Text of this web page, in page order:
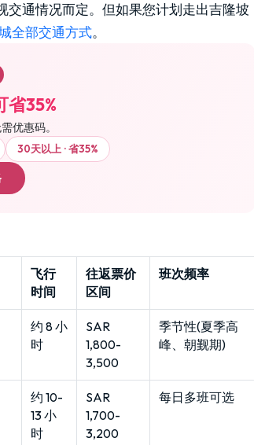
交通情况而定。但如果您计划走出吉隆坡
全部交通方式。
省35%
优惠码。
30天以上 · 省35%
飞行
时间
往返票价
区间
班次频率
约 8 小
时
SAR
1,800-
3,500
季节性(夏季高
峰、朝觐期)
约 10-
13 小
时
SAR
1,700-
3,200
每日多班可选